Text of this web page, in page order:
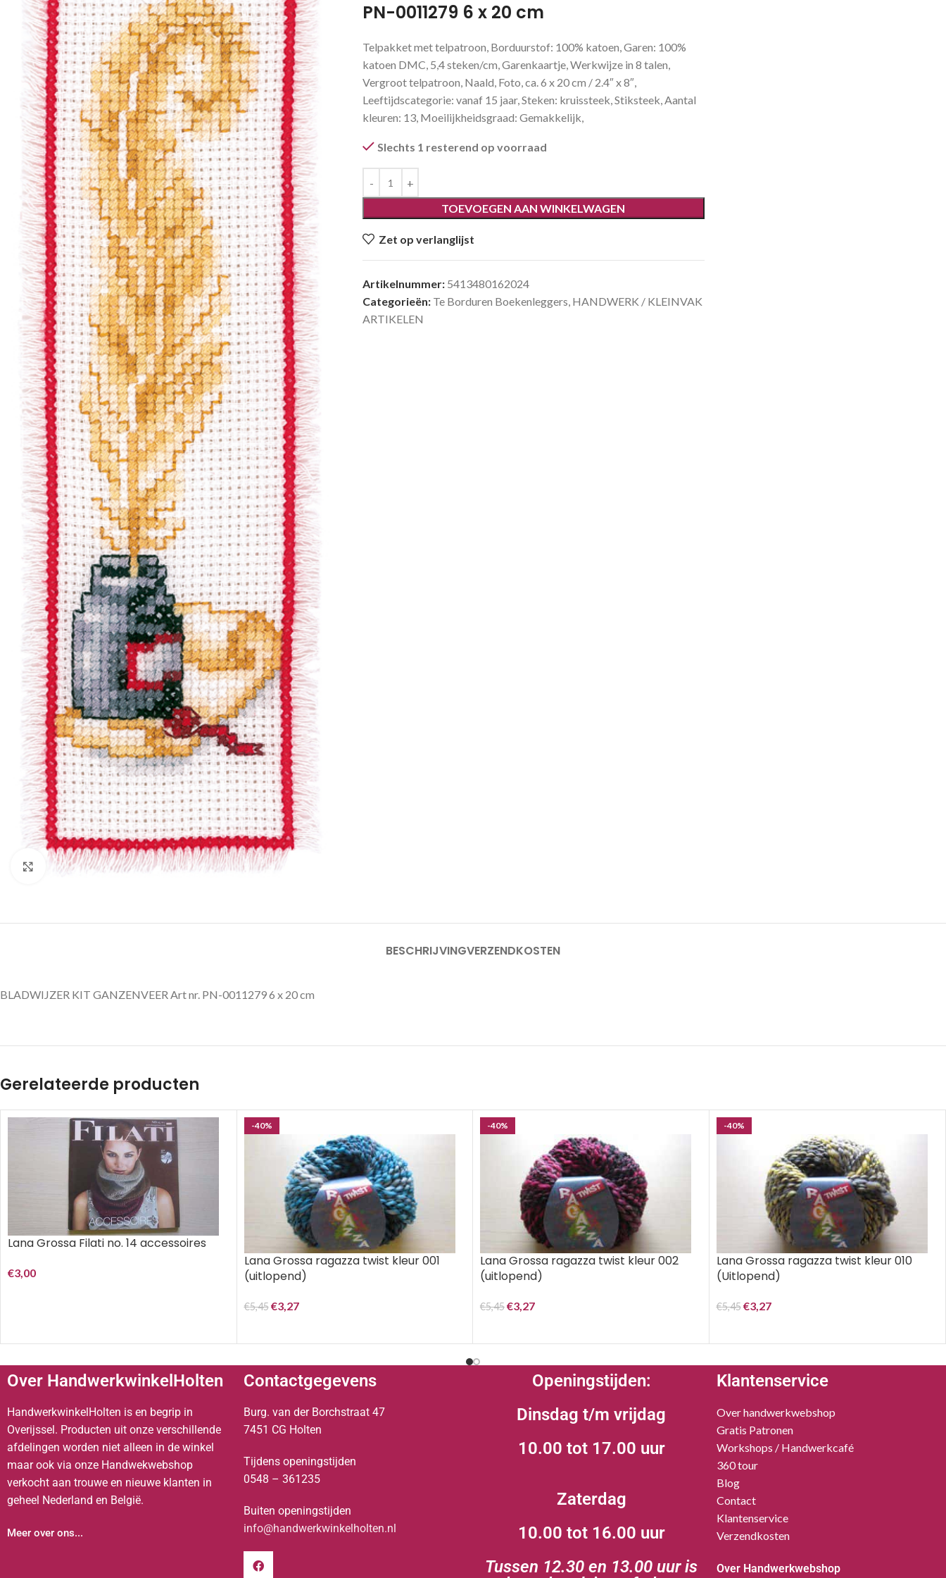
Klik om te vergroten
PN-0011279 6 x 20 cm
Telpakket met telpatroon, Borduurstof: 100% katoen, Garen: 100%
katoen DMC, 5,4 steken/cm, Garenkaartje, Werkwijze in 8 talen,
Vergroot telpatroon, Naald, Foto, ca. 6 x 20 cm / 2.4″ x 8″,
Leeftijdscategorie: vanaf 15 jaar, Steken: kruissteek, Stiksteek, Aantal
kleuren: 13, Moeilijkheidsgraad: Gemakkelijk,
Slechts 1 resterend op voorraad
TOEVOEGEN AAN WINKELWAGEN
Zet op verlanglijst
Artikelnummer: 5413480162024
Categorieën: Te Borduren Boekenleggers, HANDWERK / KLEINVAK
ARTIKELEN
BESCHRIJVINGVERZENDKOSTEN
BLADWIJZER KIT GANZENVEER Art nr. PN-0011279 6 x 20 cm
Gerelateerde producten
Lana Grossa Filati no. 14 accessoires
€3,00
-40%
Lana Grossa ragazza twist kleur 001
(uitlopend)
€5,45 €3,27
-40%
Lana Grossa ragazza twist kleur 002
(uitlopend)
€5,45€3,27
-40%
Lana Grossa ragazza twist kleur 010
(Uitlopend)
€5,45 €3,27
Over HandwerkwinkelHolten
HandwerkwinkelHolten is en begrip in
Overijssel. Producten uit onze verschillende
afdelingen worden niet alleen in de winkel
maar ook via onze Handwekwebshop
verkocht aan trouwe en nieuwe klanten in
geheel Nederland en België.
Meer over ons...
Contactgegevens
Burg. van der Borchstraat 47
7451 CG Holten
Tijdens openingstijden
0548 – 361235
Buiten openingstijden
info@handwerkwinkelholten.nl
Openingstijden:
Dinsdag t/m vrijdag
10.00 tot 17.00 uur
Zaterdag
10.00 tot 16.00 uur
Tussen 12.30 en 13.00 uur is
Klantenservice
Over handwerkwebshop
Gratis Patronen
Workshops / Handwerkcafé
360 tour
Blog
Contact
Klantenservice
Verzendkosten
Over Handwerkwebshop